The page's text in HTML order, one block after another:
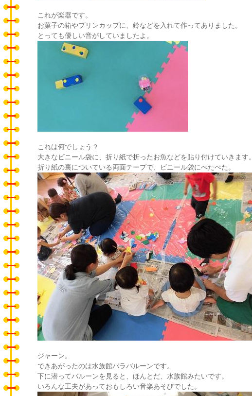
これが楽器です。
お菓子の箱やプリンカップに、鈴などを入れて作ってありました。
とっても優しい音がしていましたよ。
これは何でしょう？
大きなビニール袋に、折り紙で折ったお魚などを貼り付けていきます。
折り紙の裏についている両面テープで、ビニール袋にぺたぺた。
ジャーン。
できあがったのは水族館パラバルーンです。
下に潜ってバルーンを見ると、ほんとだ、水族館みたいです。
いろんな工夫があっておもしろい音楽あそびでした。